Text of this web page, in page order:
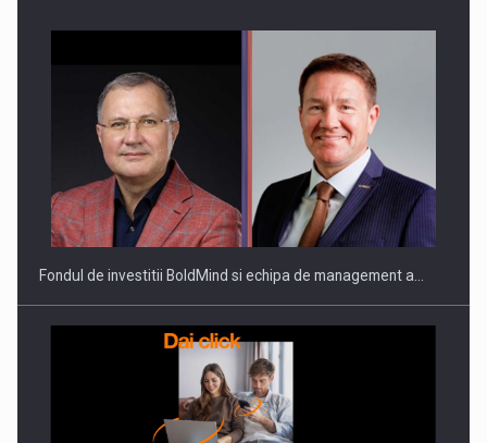
Fondul de investitii BoldMind si echipa de management a…